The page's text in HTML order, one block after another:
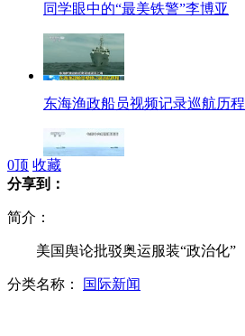
同学眼中的“最美铁警”李博亚
东海渔政船员视频记录巡航历程
美军证实F-22战机又出机械故障
0顶 收藏
分享到：
简介：
美国舆论批驳奥运服装“政治化”
分类名称： 国际新闻